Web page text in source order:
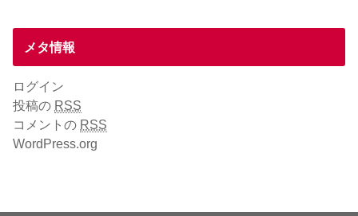
メタ情報
ログイン
投稿の RSS
コメントの RSS
WordPress.org